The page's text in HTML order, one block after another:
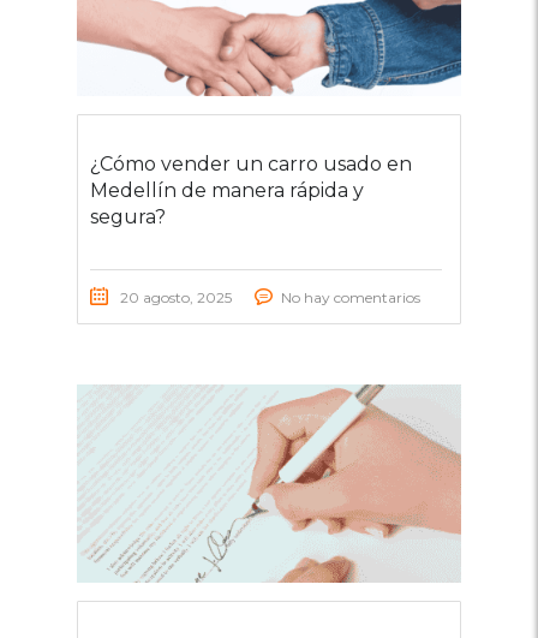
¿Cómo vender un carro usado en
Medellín de manera rápida y
segura?
20 agosto, 2025 No hay comentarios